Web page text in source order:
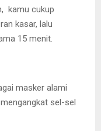
kamu cukup
kasar, lalu
15 menit.
masker alami
sel-sel